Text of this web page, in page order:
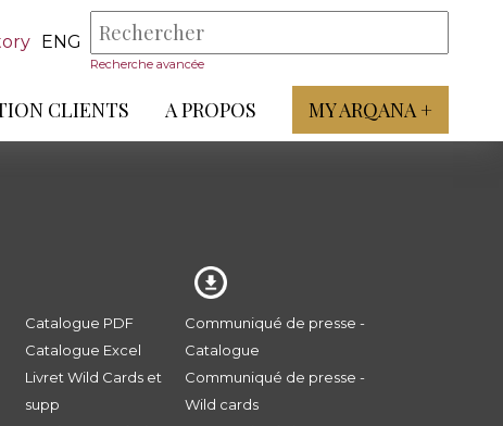
ENG
Recherche avancée
CLIENTS A PROPOS MY ARQANA +
Catalogue PDF
Catalogue Excel
Livret Wild Cards et
supp
Communiqué de presse -
Catalogue
Communiqué de presse -
Wild cards